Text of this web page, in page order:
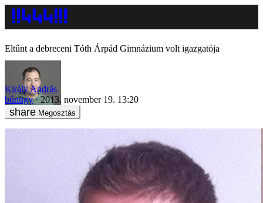
Eltűnt a debreceni Tóth Árpád Gimnázium volt igazgatója
Király András
bűnügy
2013. november 19. 13:20
Megosztás